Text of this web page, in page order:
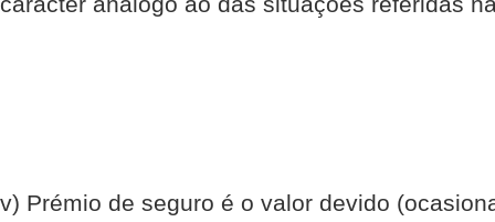
v) Prémio de seguro é o valor devido